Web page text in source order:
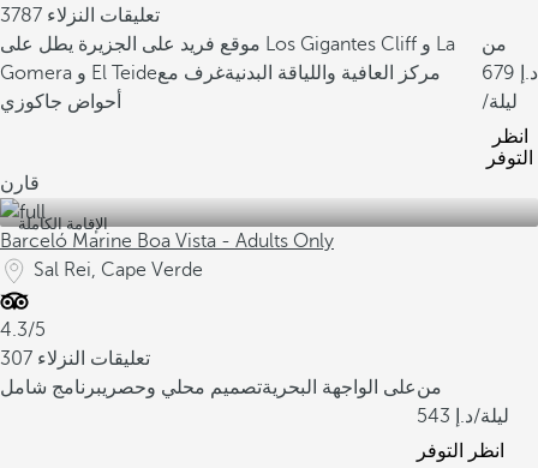
3787 تعليقات النزلاء
موقع فريد على الجزيرة يطل على Los Gigantes Cliff و La
Gomera و El Teide
مركز العافية واللياقة البدنيةغرف مع
أحواض جاكوزي
من
679
/ليلة
انظر
التوفر
قارن
الإقامة الكاملة
Barceló Marine Boa Vista - Adults Only
Sal Rei, Cape Verde
4.3/5
307 تعليقات النزلاء
على الواجهة البحريةتصميم محلي وحصريبرنامج شامل
من
543
/ليلة
انظر التوفر